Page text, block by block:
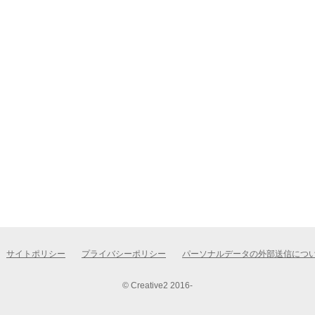
サイトポリシー プライバシーポリシー パーソナルデータの外部送信につ
© Creative2 2016-